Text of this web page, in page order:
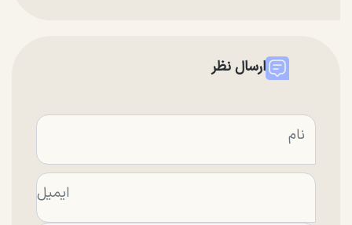
ارسال نظر